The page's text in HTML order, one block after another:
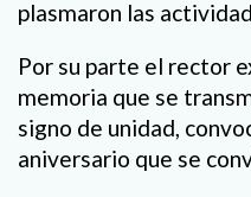
plasmaron las
Por su parte el rector
memoria que se
signo de unidad,
aniversario que se